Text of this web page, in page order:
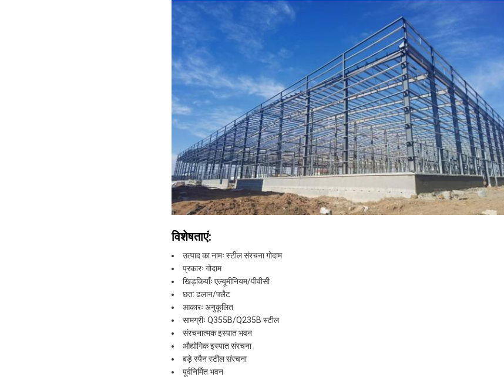
विशेषताएं:
उत्पाद का नामः स्टील संरचना गोदाम
प्रकारः गोदाम
खिड़कियाँः एल्यूमीनियम/पीवीसी
छत: ढलान/फ्लैट
आकारः अनुकूलित
सामग्रीः Q355B/Q235B स्टील
संरचनात्मक इस्पात भवन
औद्योगिक इस्पात संरचना
बड़े स्पैन स्टील संरचना
पूर्वनिर्मित भवन